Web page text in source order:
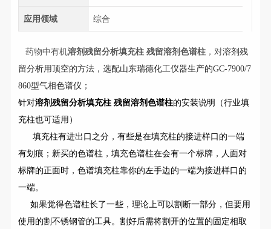
应用领域 综合
药物中有机溶剂残留分析填充柱 残留溶剂色谱柱 ，对溶剂残
留分析用顶空的方法，选配山东瑞德化工仪器生产的GC-7900/7
860型气相色谱仪；
针对溶剂残留分析填充柱 残留溶剂色谱柱的安装说明（行业填
充柱也可适用）
填充柱有进出口之分，有些是在填充柱的接进样口的一端
有划痕；新买的色谱柱，填充色谱柱在会有一个标牌，人面对
标牌的正面时，色谱填充柱靠你的左手边的一端为接进样口的
一端。
如果觉得色谱柱长了一些，理论上可以割断一部分，但要用
使用的割不锈钢管的工具。割好后需将割开的位置的固定相取